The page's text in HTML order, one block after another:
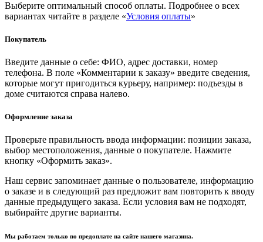
Выберите оптимальный способ оплаты. Подробнее о всех
вариантах читайте в разделе «Условия оплаты»
Покупатель
Введите данные о себе: ФИО, адрес доставки, номер
телефона. В поле «Комментарии к заказу» введите сведения,
которые могут пригодиться курьеру, например: подъезды в
доме считаются справа налево.
Оформление заказа
Проверьте правильность ввода информации: позиции заказа,
выбор местоположения, данные о покупателе. Нажмите
кнопку «Оформить заказ».
Наш сервис запоминает данные о пользователе, информацию
о заказе и в следующий раз предложит вам повторить к вводу
данные предыдущего заказа. Если условия вам не подходят,
выбирайте другие варианты.
Мы работаем только по предоплате на сайте нашего магазина.